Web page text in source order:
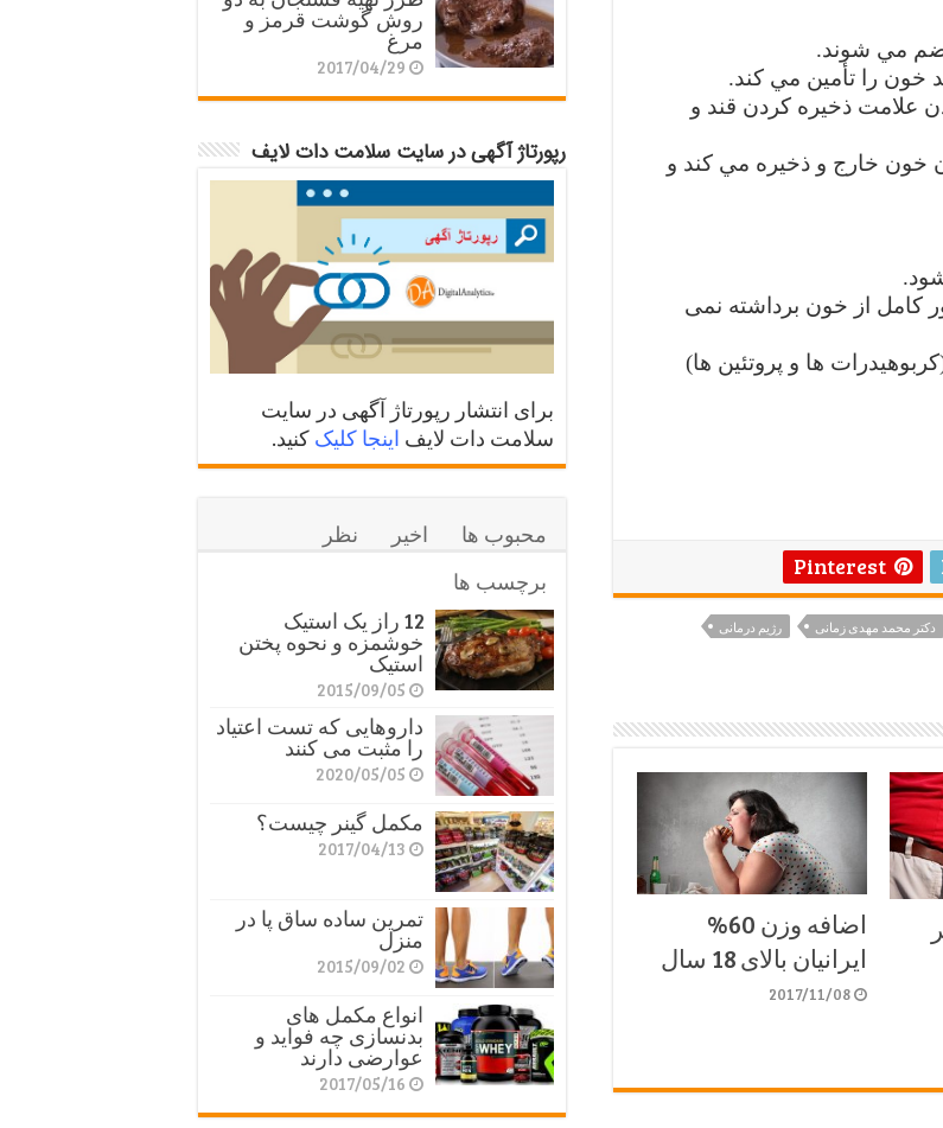
مي شوند.
خون را تأمين مي کند.
علامت ذخيره کردن قند و
خون خارج و ذخيره مي کند و
کامل از خون برداشته نمی
ها و پروتئین ها)
Pinterest
دکتر محمد مهدی زمانی
رژیم درمانی
اضافه وزن 60%
ایرانیان بالای 18 سال
2017/11/08
روش گوشت قرمز و
مرغ
2017/04/29
رپورتاژ آگهی در سایت سلامت دات لایف
برای انتشار رپورتاژ آگهی در سایت
سلامت دات لایف اینجا کلیک کنید.
محبوب ها اخیر
نظر
برچسب ها
12 راز یک استیک
خوشمزه و نحوه پختن
استیک
2015/09/05
داروهایی که تست اعتیاد
را مثبت می کنند
2020/05/05
مکمل گینر چیست؟
2017/04/13
تمرین ساده ساق پا در
منزل
2015/09/02
انواع مکمل های
بدنسازی چه فواید و
عوارضی دارند
2017/05/16